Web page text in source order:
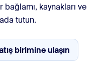
kaynakları ve
tutun.
birimine ulaşın
Satış birimine